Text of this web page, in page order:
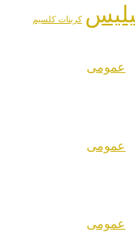
کربنات کلسیم